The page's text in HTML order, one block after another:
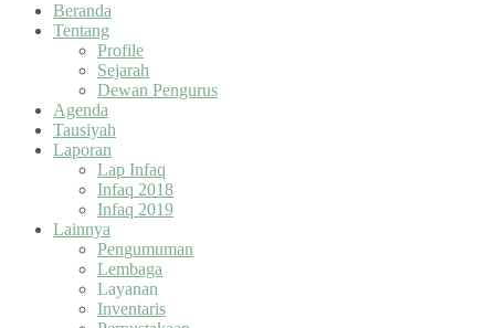
Beranda
Tentang
Profile
Sejarah
Dewan Pengurus
Agenda
Tausiyah
Laporan
Lap Infaq
Infaq 2018
Infaq 2019
Lainnya
Pengumuman
Lembaga
Layanan
Inventaris